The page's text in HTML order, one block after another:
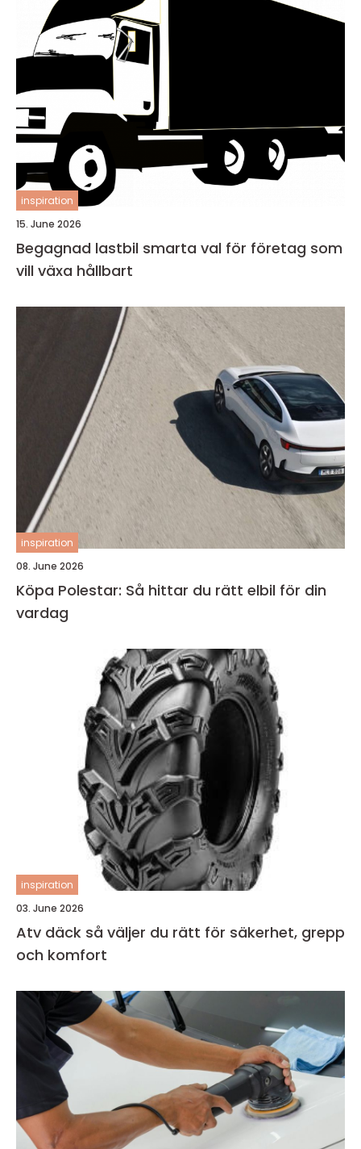
inspiration
15. June 2026
Begagnad lastbil smarta val för företag som
vill växa hållbart
inspiration
08. June 2026
Köpa Polestar: Så hittar du rätt elbil för din
vardag
inspiration
03. June 2026
Atv däck så väljer du rätt för säkerhet, grepp
och komfort